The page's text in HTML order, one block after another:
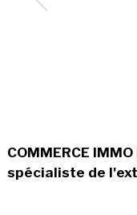
COMMERCE
spécialiste de